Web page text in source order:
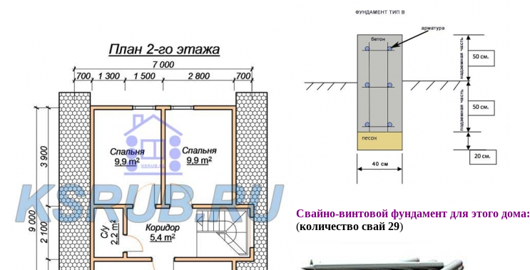
Свайно-винтовой фундамент для этого дома:
(количество свай 29)